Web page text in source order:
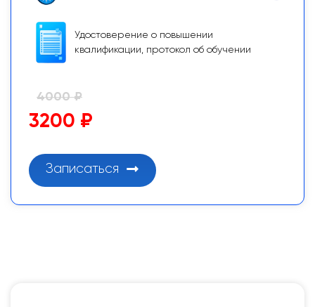
Удостоверение о повышении
квалификации, протокол об обучении
4000 ₽
3200 ₽
Записаться